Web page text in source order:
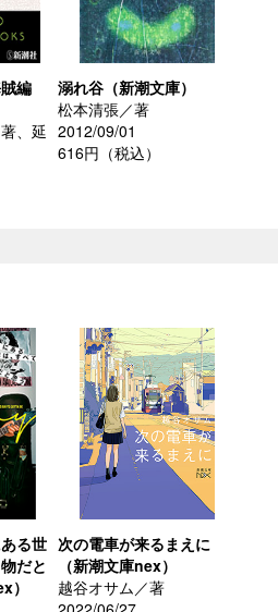
編
、延
溺れ谷（新潮文庫）
松本清張／著
2012/09/01
616円（税込）
る世
だと
）
次の電車が来るまえに
（新潮文庫nex）
越谷オサム／著